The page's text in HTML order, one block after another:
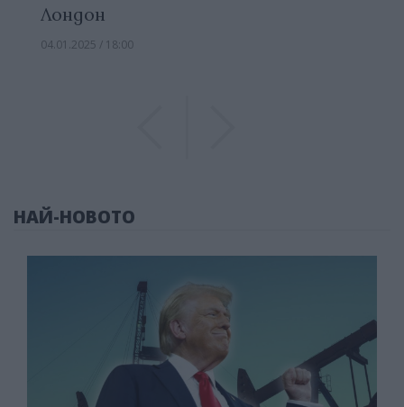
Лондон
04.01.2025 / 18:00
НАЙ-НОВОТО